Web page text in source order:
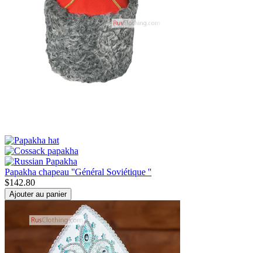
Papakha chapeau ''Général Soviétique ''
$142.80
Ajouter au panier